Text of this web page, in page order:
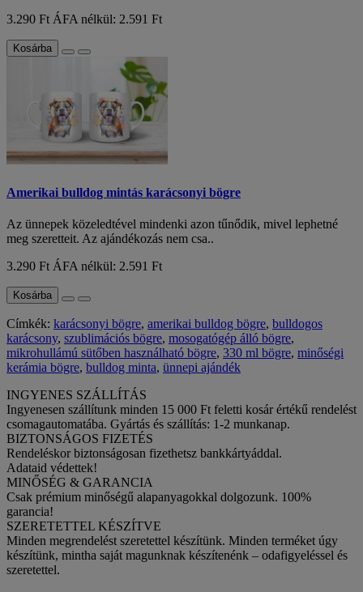
3.290 Ft ÁFA nélkül: 2.591 Ft
Kosárba
Amerikai bulldog mintás karácsonyi bögre
Az ünnepek közeledtével mindenki azon tűnődik, mivel lephetné
meg szeretteit. Az ajándékozás nem csa..
3.290 Ft ÁFA nélkül: 2.591 Ft
Kosárba
Címkék: karácsonyi bögre, amerikai bulldog bögre, bulldogos
karácsony, szublimációs bögre, mosogatógép álló bögre,
mikrohullámú sütőben használható bögre, 330 ml bögre, minőségi
kerámia bögre, bulldog minta, ünnepi ajándék
INGYENES SZÁLLÍTÁS
Ingyenesen szállítunk minden 15 000 Ft feletti kosár értékű rendelést
csomagautomatába. Gyártás és szállítás: 1-2 munkanap.
BIZTONSÁGOS FIZETÉS
Rendeléskor biztonságosan fizethetsz bankkártyáddal.
Adataid védettek!
MINŐSÉG & GARANCIA
Csak prémium minőségű alapanyagokkal dolgozunk. 100%
garancia!
SZERETETTEL KÉSZÍTVE
Minden megrendelést szeretettel készítünk. Minden terméket úgy
készítünk, mintha saját magunknak készítenénk – odafigyeléssel és
szeretettel.